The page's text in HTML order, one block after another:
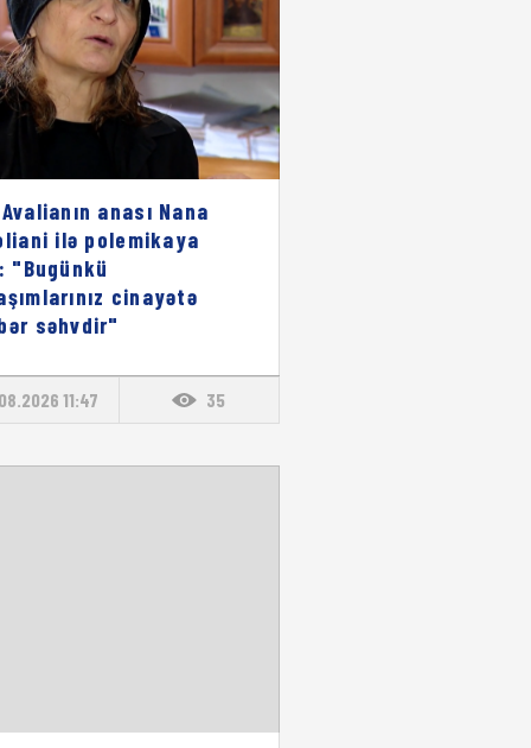
anası Nana
ilə polemikaya
"Bugünkü
cinayətə
səhvdir"
11:47 35